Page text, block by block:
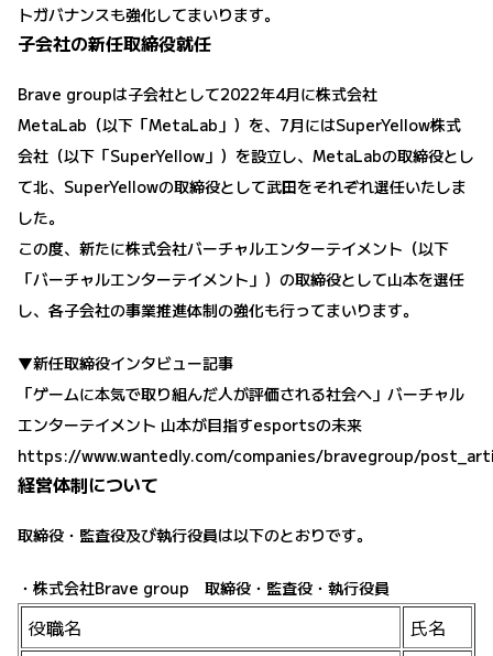
トガバナンスも強化してまいります。
子会社の新任取締役就任
Brave groupは子会社として2022年4月に株式会社
MetaLab（以下「MetaLab」）を、7月にはSuperYellow株式
会社（以下「SuperYellow」）を設立し、MetaLabの取締役とし
て北、SuperYellowの取締役として武田をそれぞれ選任いたしま
した。
この度、新たに株式会社バーチャルエンターテイメント（以下
「バーチャルエンターテイメント」）の取締役として山本を選任
し、各子会社の事業推進体制の強化も行ってまいります。
▼新任取締役インタビュー記事
「ゲームに本気で取り組んだ人が評価される社会へ」バーチャル
エンターテイメント 山本が目指すesportsの未来
https://www.wantedly.com/companies/bravegroup/
経営体制について
取締役・監査役及び執行役員は以下のとおりです。
・株式会社Brave group 取締役・監査役・執行役員
役職名
氏名